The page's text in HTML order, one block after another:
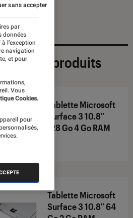
de produits
Tablette Microsoft
Surface 3 10.8"
128 Go 4 Go RAM
Tablette Microsoft
Surface 3 10.8" 64
par
données
l’exception
navigation
et pour
Vous
Cookies.
pour
sans accepter